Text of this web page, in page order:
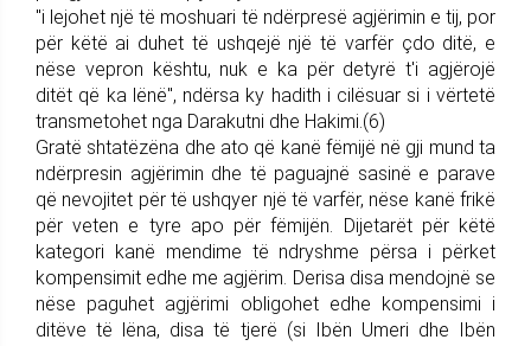
"i lejohet një të moshuari të ndërpresë agjërimin e tij, por
për këtë ai duhet të ushqejë një të varfër çdo ditë, e
nëse vepron kështu, nuk e ka për detyrë t'i agjërojë
ditët që ka lënë", ndërsa ky hadith i cilësuar si i vërtetë
transmetohet nga Darakutni dhe Hakimi.(6)
Gratë shtatëzëna dhe ato që kanë fëmijë në gji mund ta
ndërpresin agjërimin dhe të paguajnë sasinë e parave
që nevojitet për të ushqyer një të varfër, nëse kanë frikë
për veten e tyre apo për fëmijën. Dijetarët për këtë
kategori kanë mendime të ndryshme përsa i përket
kompensimit edhe me agjërim. Derisa disa mendojnë se
nëse paguhet agjërimi obligohet edhe kompensimi i
ditëve të lëna, disa të tjerë (si Ibën Umeri dhe Ibën